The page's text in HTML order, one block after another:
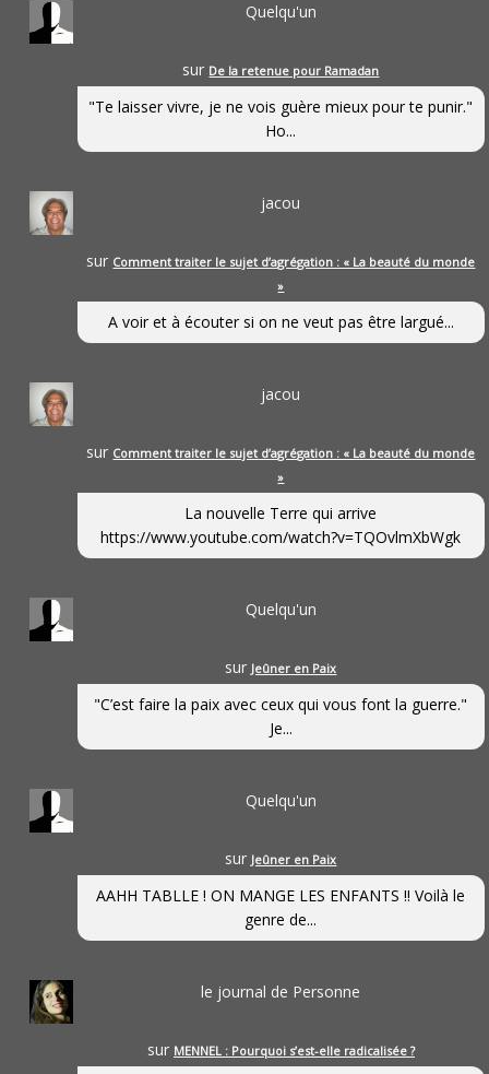
Quelqu'un
sur De la retenue pour Ramadan
"Te laisser vivre, je ne vois guère mieux pour te punir."
Ho...
jacou
sur Comment traiter le sujet d’agrégation : « La beauté du monde
»
A voir et à écouter si on ne veut pas être largué...
jacou
sur Comment traiter le sujet d’agrégation : « La beauté du monde
»
La nouvelle Terre qui arrive
https://www.youtube.com/watch?v=TQOvlmXbWgk
Quelqu'un
sur Jeûner en Paix
"C’est faire la paix avec ceux qui vous font la guerre."
Je...
Quelqu'un
sur Jeûner en Paix
AAHH TABLLE ! ON MANGE LES ENFANTS !! Voilà le
genre de...
le journal de Personne
sur MENNEL : Pourquoi s’est-elle radicalisée ?